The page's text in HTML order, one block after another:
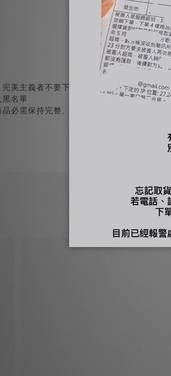
美主義者不要下標，自行到店面購買
名單
必需保持完整、吊牌不能剪，才能換貨，